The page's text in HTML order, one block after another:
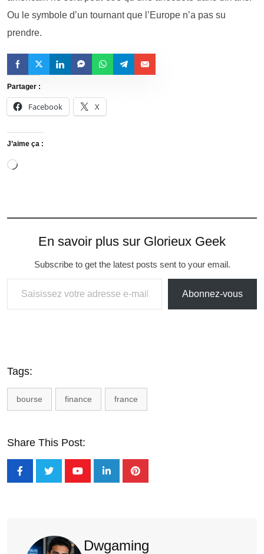
Ou le symbole d’un tournant que l’Europe n’a pas su
prendre.
Partager :
Facebook X
J’aime ça :
En savoir plus sur Glorieux Geek
Subscribe to get the latest posts sent to your email.
Abonnez-vous
Tags:
bourse finance france
Share This Post:
Dwgaming